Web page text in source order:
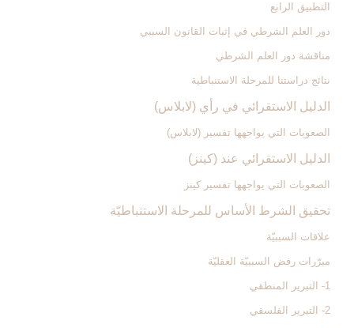
التطبيق الرابع‏
دور العلم الشرطي في إثبات القانون السببي
مناقشة دور العلم الشرطي
نتائج دراستنا للمرحلة الاستنباطية
الدليل الاستقرائي في رأي (لابلاس‏)
الصعوبات التي يواجهها تفسير (لابلاس)
الدليل الاستقرائي عند (كينز)
الصعوبات التي يواجهها تفسير كينز
تحقيق الشرط الأساس للمرحلة الاستنباطيّة
علاقات السببيّة
مبرّرات رفض السببيّة العقليّة
1- التبرير المنطقي
2- التبرير الفلسفي